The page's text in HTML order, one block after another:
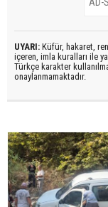
UYARI: Küfür, hakaret,
içeren, imla kuralları ile
Türkçe karakter
onaylanmamaktadır.